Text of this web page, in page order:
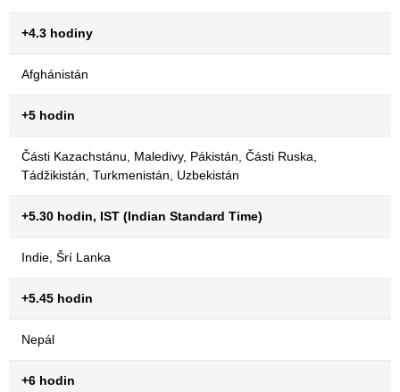
+4.3 hodiny
Afghánistán
+5 hodin
Části Kazachstánu, Maledivy, Pákistán, Části Ruska,
Tádžikistán, Turkmenistán, Uzbekistán
+5.30 hodin, IST (Indian Standard Time)
Indie, Šrí Lanka
+5.45 hodin
Nepál
+6 hodin